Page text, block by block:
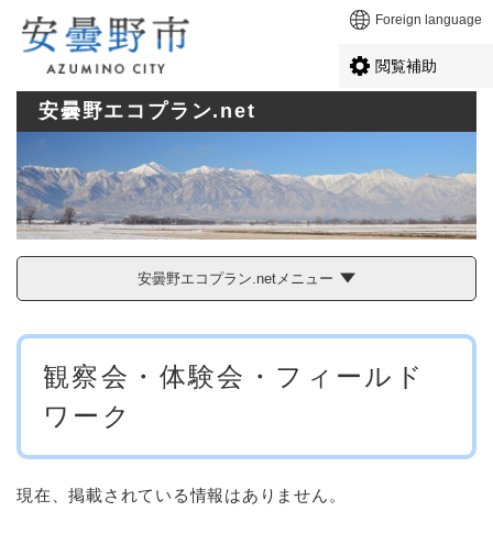
メニューを飛ばして本文へ Foreign language
閲覧補助
安曇野エコプラン.net
安曇野エコプラン.netメニュー
本
観察会・体験会・フィールド
ワーク
現在、掲載されている情報はありません。